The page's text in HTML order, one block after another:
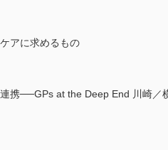
アに求めるもの
携──GPs at the Deep End 川崎／